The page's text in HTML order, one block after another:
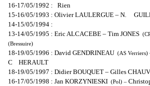
16-17/05/1992 : Rien
15-16/05/1993 : Olivier LAULERGUE – N.
14-15/05/1994 :
13-14/05/1995 : Eric ALCACEBE – Tim JONES
(Bressuire)
18-19/05/1996 : David GENDRINEAU (AS Verriers)
C HERAULT
18-19/05/1997 : Didier BOUQUET – Gilles
16-17/05/1998 : Jan KORZYNIESKI (Pol) –